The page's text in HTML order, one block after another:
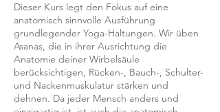
Dieser Kurs legt den Fokus auf eine
anatomisch sinnvolle Ausführung
grundlegender Yoga-Haltungen. Wir üben
Asanas, die in ihrer Ausrichtung die
Anatomie deiner Wirbelsäule
berücksichtigen, Rücken-, Bauch-, Schulter-
und Nackenmuskulatur stärken und
dehnen. Da jeder Mensch anders und